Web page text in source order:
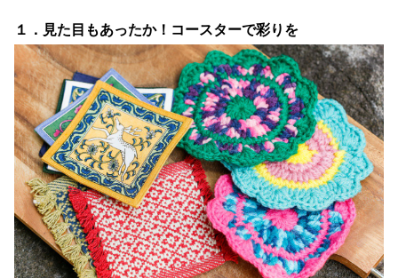
１．見た目もあったか！コースターで彩りを